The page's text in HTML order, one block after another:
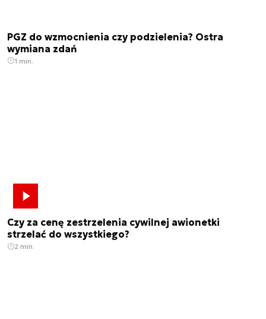
PGZ do wzmocnienia czy podzielenia? Ostra
wymiana zdań
1 min.
Czy za cenę zestrzelenia cywilnej awionetki
strzelać do wszystkiego?
2 min.